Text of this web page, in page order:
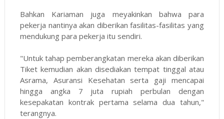
Bahkan Kariaman juga meyakinkan bahwa para
pekerja nantinya akan diberikan fasilitas-fasilitas yang
mendukung para pekerja itu sendiri.
"Untuk tahap pemberangkatan mereka akan diberikan
Tiket kemudian akan disediakan tempat tinggal atau
Asrama, Asuransi Kesehatan serta gaji mencapai
hingga angka 7 juta rupiah perbulan dengan
kesepakatan kontrak pertama selama dua tahun,"
terangnya.